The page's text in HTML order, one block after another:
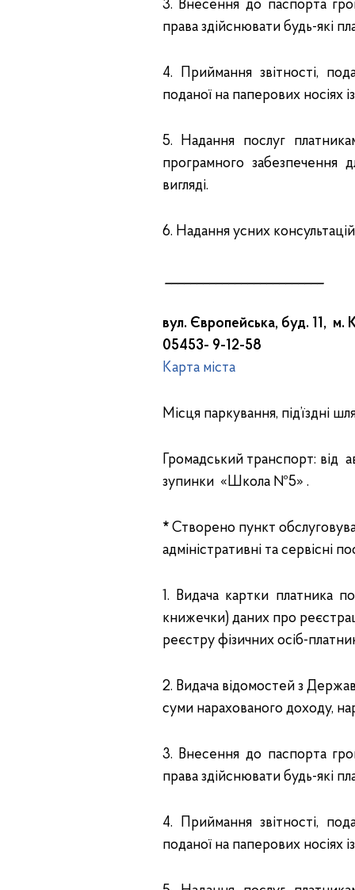
3. Внесення до паспорта
права здійснювати будь-які
4. Приймання звітності,
поданої на паперових носіях
5. Надання послуг
програмного забезпечення
вигляді.
6. Надання усних
вул. Європейська, буд. 11, м.
05453- 9-12-58
Карта міста
Місця паркування, під’їздні
Громадський транспорт: від
зупинки «Школа №5» .
*Створено пункт
адміністративні та сервісні
1. Видача картки платника
книжечки) даних про
реєстру фізичних осіб-
2. Видача відомостей з
суми нарахованого доходу,
3. Внесення до паспорта
права здійснювати будь-які
4. Приймання звітності,
поданої на паперових носіях